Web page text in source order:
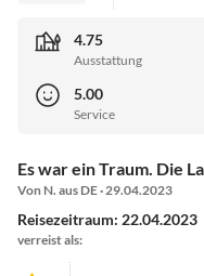
4.75
Ausstattung
5.00
Service
Es war ein Traum. Die
Von N. aus DE · 29.04.2023
Reisezeitraum: 22.04.2023
verreist als: